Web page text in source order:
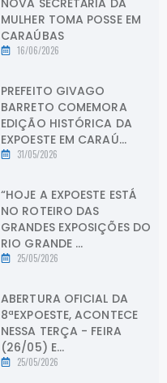
MULHER TOMA POSSE EM
CARAÚBAS
16/06/2026
PREFEITO GIVAGO
BARRETO COMEMORA
EDIÇÃO HISTÓRICA DA
EXPOESTE EM CARAÚ...
31/05/2026
“HOJE A EXPOESTE ESTÁ
NO ROTEIRO DAS
GRANDES EXPOSIÇÕES DO
RIO GRANDE ...
25/05/2026
ABERTURA OFICIAL DA
8ªEXPOESTE, ACONTECE
NESSA TERÇA - FEIRA
(26/05) E...
25/05/2026